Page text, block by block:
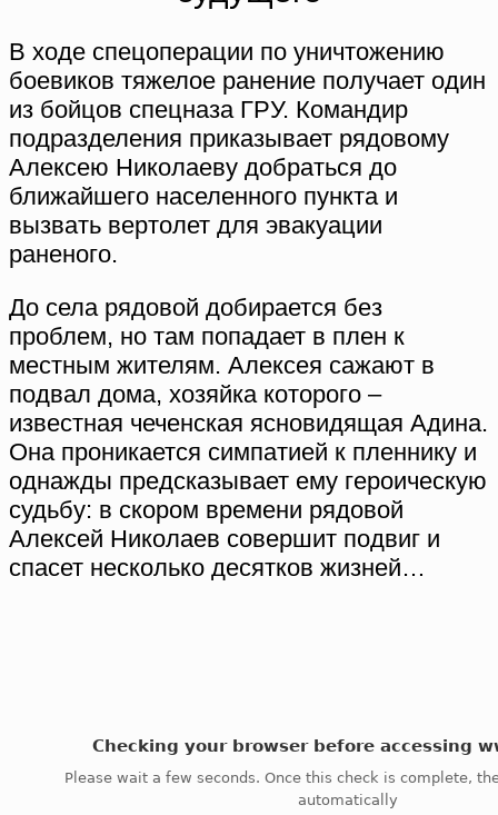
В ходе спецоперации по уничтожению
боевиков тяжелое ранение получает один
из бойцов спецназа ГРУ. Командир
подразделения приказывает рядовому
Алексею Николаеву добраться до
ближайшего населенного пункта и
вызвать вертолет для эвакуации
раненого.
До села рядовой добирается без
проблем, но там попадает в плен к
местным жителям. Алексея сажают в
подвал дома, хозяйка которого –
известная чеченская ясновидящая Адина.
Она проникается симпатией к пленнику и
однажды предсказывает ему героическую
судьбу: в скором времени рядовой
Алексей Николаев совершит подвиг и
спасет несколько десятков жизней…